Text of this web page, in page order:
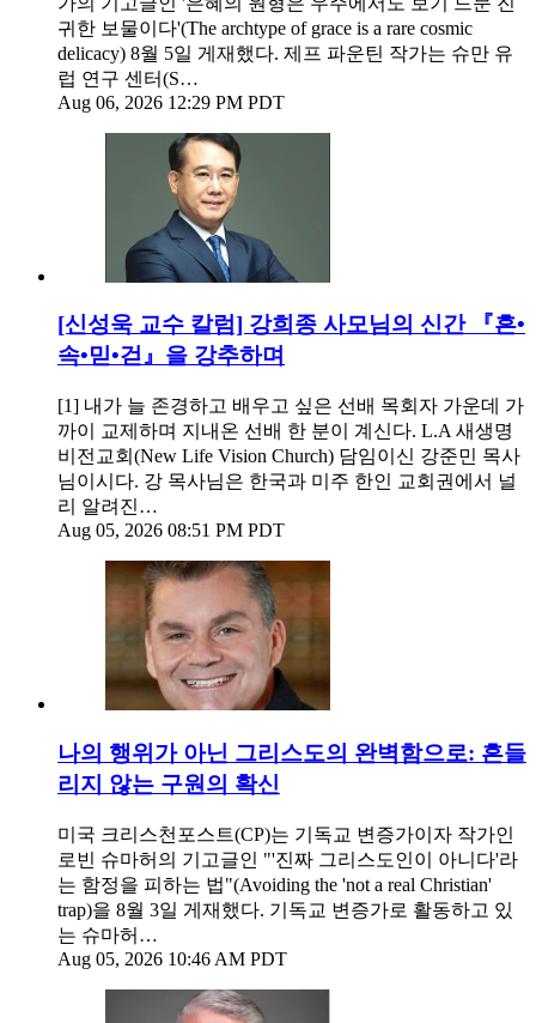
귀한 보물이다'(The archtype of grace is a rare cosmic
delicacy) 8월 5일 게재했다. 제프 파운틴 작가는 슈만 유
럽 연구 센터(S…
Aug 06, 2026 12:29 PM PDT
[신성욱 교수 칼럼] 강희종 사모님의 신간 『흔•
속•믿•걷』을 강추하며
[1] 내가 늘 존경하고 배우고 싶은 선배 목회자 가운데 가
까이 교제하며 지내온 선배 한 분이 계신다. L.A 새생명
비전교회(New Life Vision Church) 담임이신 강준민 목사
님이시다. 강 목사님은 한국과 미주 한인 교회권에서 널
리 알려진…
Aug 05, 2026 08:51 PM PDT
나의 행위가 아닌 그리스도의 완벽함으로: 흔들
리지 않는 구원의 확신
미국 크리스천포스트(CP)는 기독교 변증가이자 작가인
로빈 슈마허의 기고글인 "'진짜 그리스도인이 아니다'라
는 함정을 피하는 법"(Avoiding the 'not a real Christian'
trap)을 8월 3일 게재했다. 기독교 변증가로 활동하고 있
는 슈마허…
Aug 05, 2026 10:46 AM PDT